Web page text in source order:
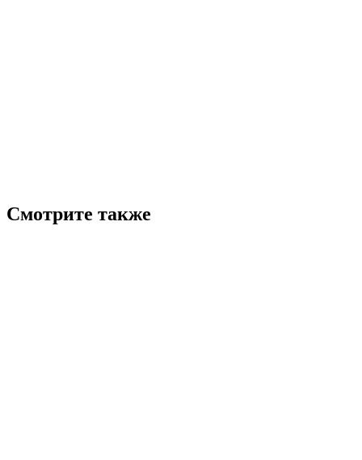
Смотрите также